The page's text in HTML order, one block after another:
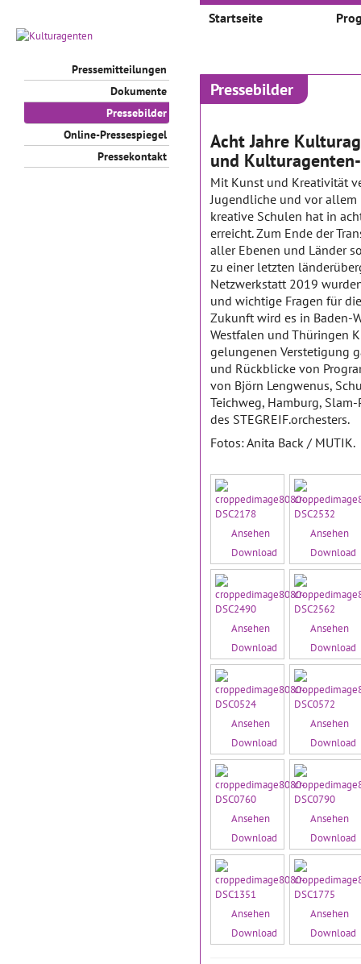
Pressemitteilungen
Dokumente
Pressebilder
Online-Pressespiegel
Pressekontakt
Startseite
Pressebilder
Acht Jahre
und
Mit Kunst und Kreativität
Jugendliche und vor
kreative Schulen hat in
erreicht. Zum Ende der
aller Ebenen und Länder
zu einer letzten
Netzwerkstatt 2019
und wichtige Fragen für
Zukunft wird es in Baden-
Westfalen und Thüringen
gelungenen Verstetigung
und Rückblicke von
von Björn Lengwenus,
Teichweg, Hamburg,
des STEGREIF.orchesters.
Fotos: Anita Back / MUTIK.
Ansehen
Download
Ansehen
Download
Ansehen
Download
Ansehen
Download
Ansehen
Download
Ansehen
Download
Ansehen
Download
Ansehen
Download
Ansehen
Download
Ansehen
Download